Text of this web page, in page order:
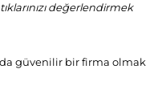
değerlendirmek
güvenilir bir firma olmak